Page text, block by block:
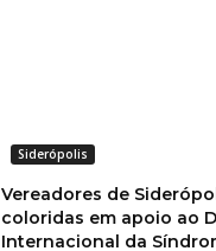
Siderópolis
Vereadores de
coloridas em apoio ao
Internacional da